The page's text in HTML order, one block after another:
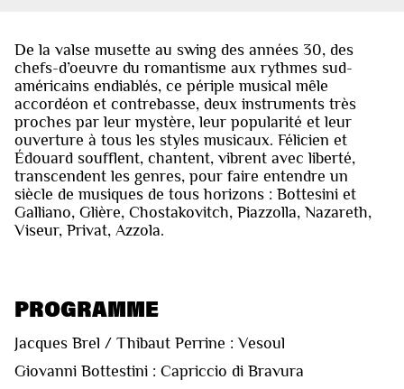
De la valse musette au swing des années 30, des
chefs-d’oeuvre du romantisme aux rythmes sud-
américains endiablés, ce périple musical mêle
accordéon et contrebasse, deux instruments très
proches par leur mystère, leur popularité et leur
ouverture à tous les styles musicaux. Félicien et
Édouard soufflent, chantent, vibrent avec liberté,
transcendent les genres, pour faire entendre un
siècle de musiques de tous horizons : Bottesini et
Galliano, Glière, Chostakovitch, Piazzolla, Nazareth,
Viseur, Privat, Azzola.
PROGRAMME
Jacques Brel / Thibaut Perrine : Vesoul
Giovanni Bottestini : Capriccio di Bravura